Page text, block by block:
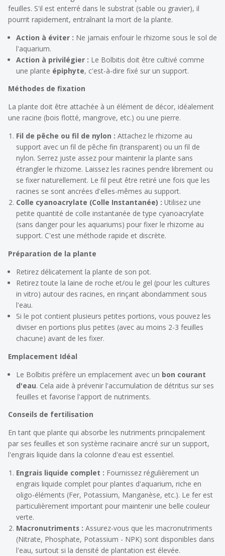
feuilles. S'il est enterré dans le substrat (sable ou gravier), il
pourrit rapidement, entraînant la mort de la plante.
Action à éviter : Ne jamais enfouir le rhizome sous le sol de
l'aquarium.
Action à privilégier : Le Bolbitis doit être cultivé comme
une plante épiphyte, c'est-à-dire fixé sur un support.
Méthodes de fixation
La plante doit être attachée à un élément de décor, idéalement
une racine (bois flotté, mangrove, etc.) ou une pierre.
Fil de pêche ou fil de nylon : Attachez le rhizome au
support avec un fil de pêche fin (transparent) ou un fil de
nylon. Serrez juste assez pour maintenir la plante sans
étrangler le rhizome. Laissez les racines pendre librement ou
se fixer naturellement. Le fil peut être retiré une fois que les
racines se sont ancrées d'elles-mêmes au support.
Colle cyanoacrylate (Colle Instantanée) : Utilisez une
petite quantité de colle instantanée de type cyanoacrylate
(sans danger pour les aquariums) pour fixer le rhizome au
support. C'est une méthode rapide et discrète.
Préparation de la plante
Retirez délicatement la plante de son pot.
Retirez toute la laine de roche et/ou le gel (pour les cultures
in vitro) autour des racines, en rinçant abondamment sous
l'eau.
Si le pot contient plusieurs petites portions, vous pouvez les
diviser en portions plus petites (avec au moins 2-3 feuilles
chacune) avant de les fixer.
Emplacement Idéal
Le Bolbitis préfère un emplacement avec un bon courant
d'eau. Cela aide à prévenir l'accumulation de détritus sur ses
feuilles et favorise l'apport de nutriments.
Conseils de fertilisation
En tant que plante qui absorbe les nutriments principalement
par ses feuilles et son système racinaire ancré sur un support,
l'engrais liquide dans la colonne d'eau est essentiel.
Engrais liquide complet : Fournissez régulièrement un
engrais liquide complet pour plantes d'aquarium, riche en
oligo-éléments (Fer, Potassium, Manganèse, etc.). Le fer est
particulièrement important pour maintenir une belle couleur
verte.
Macronutriments : Assurez-vous que les macronutriments
(Nitrate, Phosphate, Potassium - NPK) sont disponibles dans
l'eau, surtout si la densité de plantation est élevée.